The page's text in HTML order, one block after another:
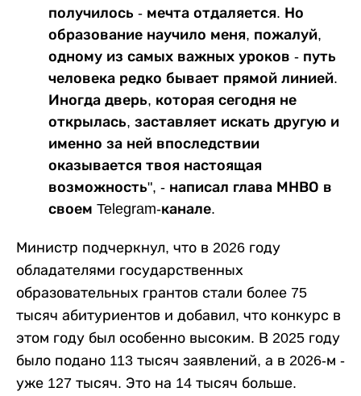
получилось - мечта отдаляется. Но
образование научило меня, пожалуй,
одному из самых важных уроков - путь
человека редко бывает прямой линией.
Иногда дверь, которая сегодня не
открылась, заставляет искать другую и
именно за ней впоследствии
оказывается твоя настоящая
возможность", - написал глава МНВО в
своем Telegram-канале.
Министр подчеркнул, что в 2026 году
обладателями государственных
образовательных грантов стали более 75
тысяч абитуриентов и добавил, что конкурс в
этом году был особенно высоким. В 2025 году
было подано 113 тысяч заявлений, а в 2026-м -
уже 127 тысяч. Это на 14 тысяч больше.